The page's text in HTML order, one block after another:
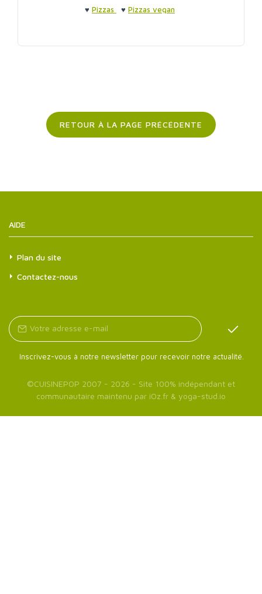
♥ Pizzas ♥ Pizzas vegan
RETOUR À LA PAGE PRÉCÉDENTE
AIDE
Plan du site
Contactez-nous
Inscrivez-vous à notre newsletter pour recevoir notre actualité.
©CUISINEPOP 2007 - 2026 - Site 100% indépendant et
communautaire maintenu par iOz.fr & yoga-stud.io